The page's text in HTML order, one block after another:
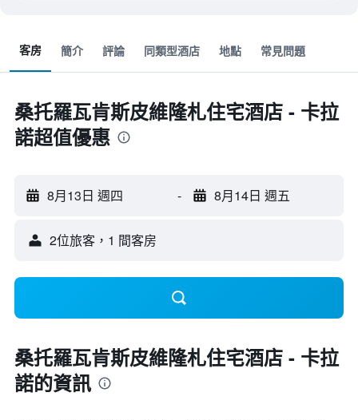
客房 簡介 評論 同類型酒店 地點 常見問題
桑托羅瓦肯斯皮維隆札住宅酒店 - 卡拉
諾超值優惠
8月13日 週四 - 8月14日 週五
2位旅客，1 間客房
桑托羅瓦肯斯皮維隆札住宅酒店 - 卡拉
諾的資訊